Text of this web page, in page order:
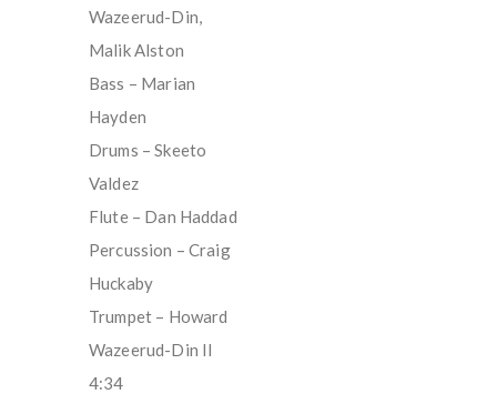
Wazeerud-Din,
Malik Alston
Bass – Marian
Hayden
Drums – Skeeto
Valdez
Flute – Dan Haddad
Percussion – Craig
Huckaby
Trumpet – Howard
Wazeerud-Din II
4:34